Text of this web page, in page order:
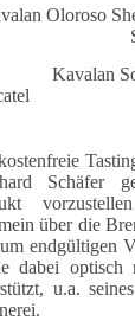
Oloroso
Solist
Schäfer
über die
endgültigen
dabei optisch
u.a.